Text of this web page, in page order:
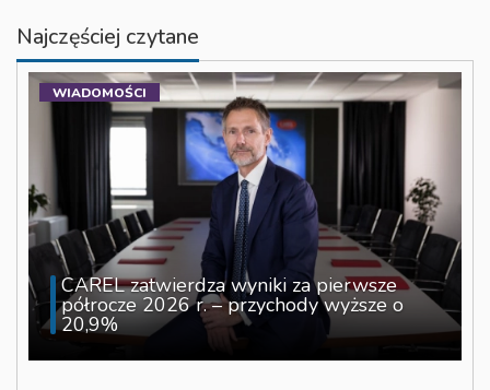
Najczęściej czytane
CAREL zatwierdza wyniki za pierwsze
półrocze 2026 r. – przychody wyższe o
20,9%
WIADOMOŚCI